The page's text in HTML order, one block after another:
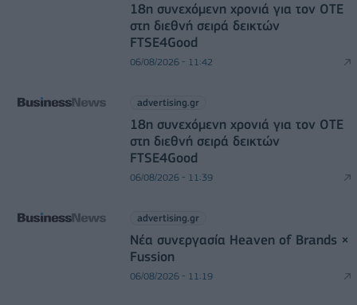
18η συνεχόμενη χρονιά για τον ΟΤΕ
στη διεθνή σειρά δεικτών
FTSE4Good
06/08/2026 - 11:42
advertising.gr
18η συνεχόμενη χρονιά για τον ΟΤΕ
στη διεθνή σειρά δεικτών
FTSE4Good
06/08/2026 - 11:39
advertising.gr
Νέα συνεργασία Heaven of Brands ×
Fussion
06/08/2026 - 11:19